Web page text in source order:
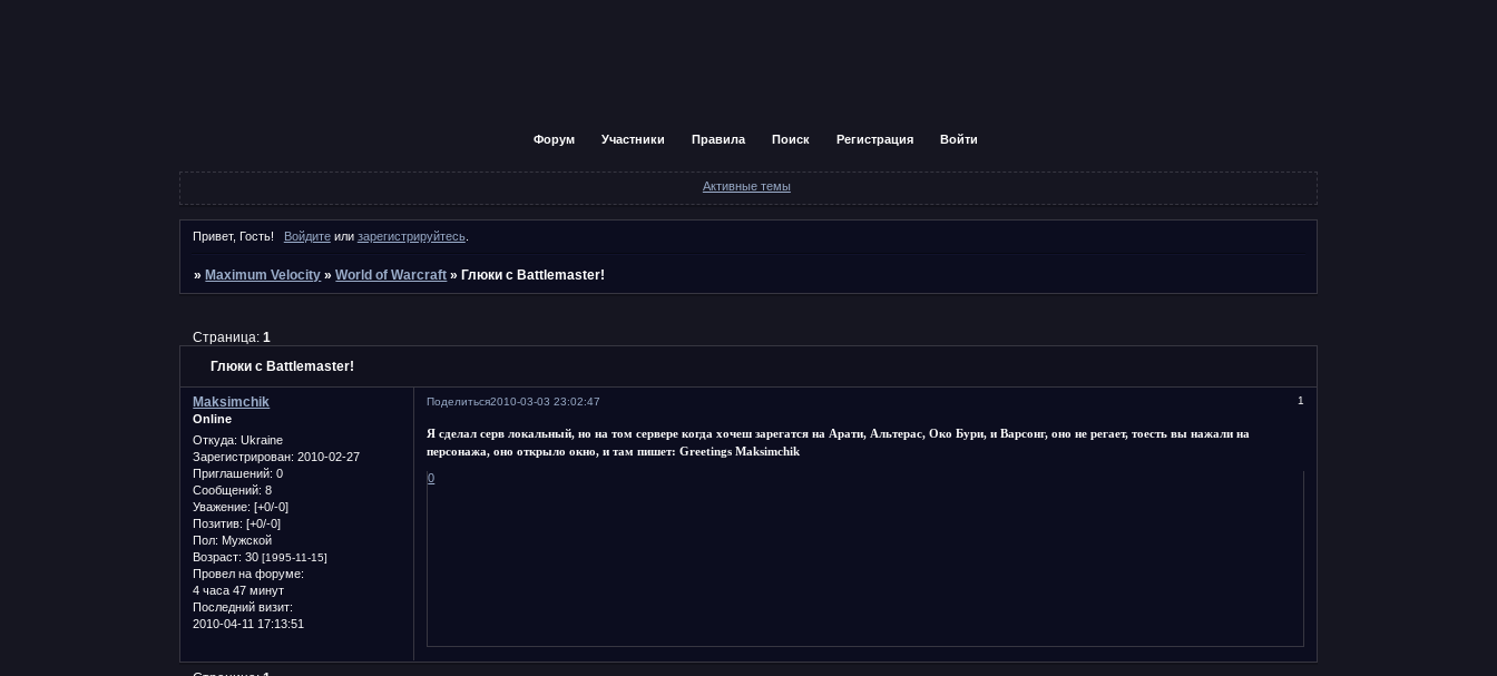
Форум Участники Правила Поиск Регистрация Войти
Активные темы
Привет, Гость! Войдитеили зарегистрируйтесь.
»Maximum Velocity »World of Warcraft »Глюки с Battlemaster!
Глюки с Battlemaster!
Страница:1
Поделиться 1
2010-03-03 23:02:47
Maksimchik
Online
Откуда: Ukraine
Зарегистрирован: 2010-02-27
Приглашений: 0
Сообщений: 8
Уважение: [+0/-0]
Позитив: [+0/-0]
Пол: Мужской
Возраст: 30[1995-11-15]
Провел на форуме:
4 часа 47 минут
Последний визит:
2010-04-11 17:13:51
Я сделал серв локальный, но на том сервере когда хочеш зарегатся на Арати, Альтерас, Око Бури, и Варсонг, оно не регает, тоесть вы нажали на
персонажа, оно открыло окно, и там пишет: Greetings Maksimchik
0